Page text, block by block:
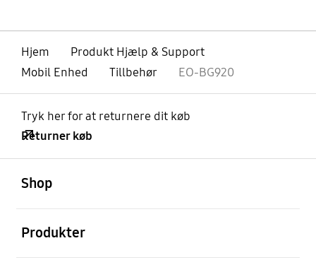
Hjem
Produkt Hjælp & Support
Mobil Enhed
Tillbehør EO-BG920
Tryk her for at returnere dit køb
Returner køb
Shop
Produkter